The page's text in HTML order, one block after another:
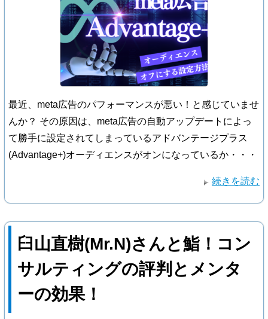
最近、meta広告のパフォーマンスが悪い！と感じていませ
んか？ その原因は、meta広告の自動アップデートによっ
て勝手に設定されてしまっているアドバンテージプラス
(Advantage+)オーディエンスがオンになっているか・・・
続きを読む
臼山直樹(Mr.N)さんと鮨！コン
サルティングの評判とメンタ
ーの効果！